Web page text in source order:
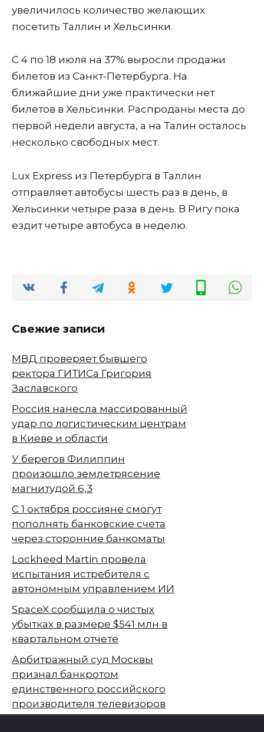
увеличилось количество желающих
посетить Таллин и Хельсинки.
С 4 по 18 июля на 37% выросли продажи
билетов из Санкт-Петербурга. На
ближайшие дни уже практически нет
билетов в Хельсинки. Распроданы места до
первой недели августа, а на Талин осталось
несколько свободных мест.
Lux Express из Петербурга в Таллин
отправляет автобусы шесть раз в день, в
Хельсинки четыре раза в день. В Ригу пока
ездит четыре автобуса в неделю.
Свежие записи
МВД проверяет бывшего
ректора ГИТИСа Григория
Заславского
Россия нанесла массированный
удар по логистическим центрам
в Киеве и области
У берегов Филиппин
произошло землетрясение
магнитудой 6,3
С 1 октября россияне смогут
пополнять банковские счета
через сторонние банкоматы
Lockheed Martin провела
испытания истребителя с
автономным управлением ИИ
SpaceX сообщила о чистых
убытках в размере $541 млн в
квартальном отчете
Арбитражный суд Москвы
признал банкротом
единственного российского
производителя телевизоров